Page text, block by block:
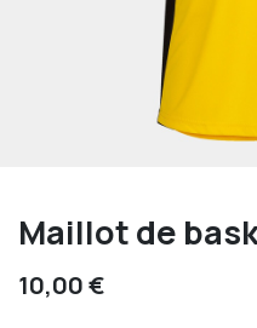
Maillot de
10,00€